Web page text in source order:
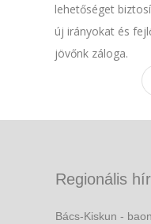
lehetőséget
új irányokat és
jövőnk záloga.
Regionális
Bács-Kiskun -